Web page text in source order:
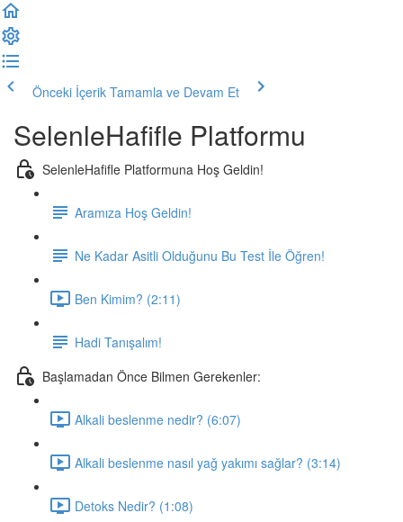
Önceki İçerik Tamamla ve Devam Et
SelenleHafifle Platformu
SelenleHafifle Platformuna Hoş Geldin!
Aramıza Hoş Geldin!
Ne Kadar Asitli Olduğunu Bu Test İle Öğren!
Ben Kimim? (2:11)
Hadi Tanışalım!
Başlamadan Önce Bilmen Gerekenler:
Alkali beslenme nedir? (6:07)
Alkali beslenme nasıl yağ yakımı sağlar? (3:14)
Detoks Nedir? (1:08)